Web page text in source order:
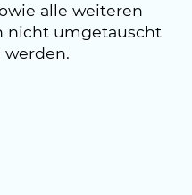
alle weiteren
nicht umgetauscht